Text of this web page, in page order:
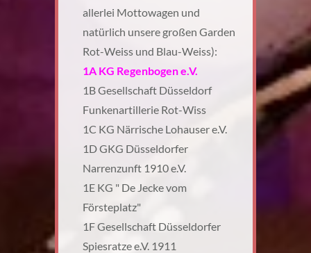
allerlei Mottowagen und
natürlich unsere großen Garden
Rot-Weiss und Blau-Weiss):
1A KG Regenbogen e.V.
1B Gesellschaft Düsseldorf
Funkenartillerie Rot-Wiss
1C KG Närrische Lohauser e.V.
1D GKG Düsseldorfer
Narrenzunft 1910 e.V.
1E KG " De Jecke vom
Försteplatz"
1F Gesellschaft Düsseldorfer
Spiesratze e.V. 1911